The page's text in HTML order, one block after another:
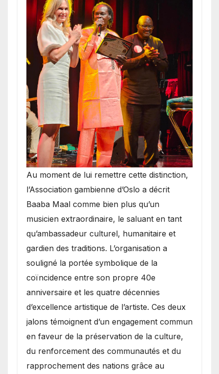
​Au moment de lui remettre cette distinction,
l’Association gambienne d’Oslo a décrit
Baaba Maal comme bien plus qu’un
musicien extraordinaire, le saluant en tant
qu’ambassadeur culturel, humanitaire et
gardien des traditions. L’organisation a
souligné la portée symbolique de la
coïncidence entre son propre 40e
anniversaire et les quatre décennies
d’excellence artistique de l’artiste. Ces deux
jalons témoignent d’un engagement commun
en faveur de la préservation de la culture,
du renforcement des communautés et du
rapprochement des nations grâce au